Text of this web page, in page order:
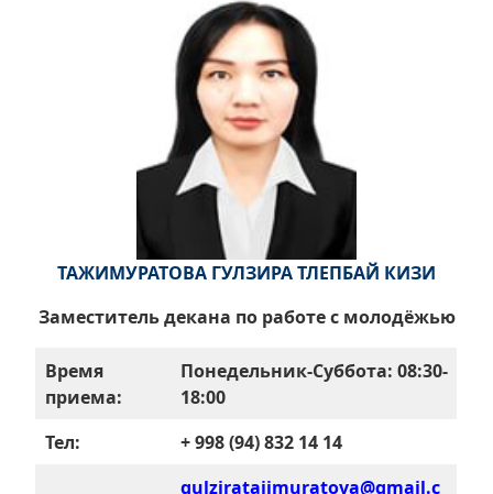
ТАЖИМУРАТОВА ГУЛЗИРА ТЛЕПБАЙ КИЗИ
Заместитель декана по работе с молодёжью
Время
приема:
Понедельник-Суббота: 08:30-
18:00
Тел:
+ 998 (94) 832 14 14
gulziratajimuratova@gmail.c